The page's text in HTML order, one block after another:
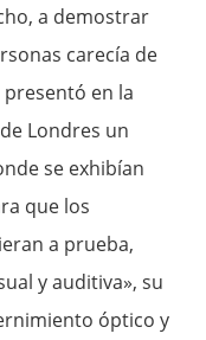
a demostrar
carecía de
en la
Londres un
se exhibían
que los
a prueba,
y audi­tiva», su
óptico y